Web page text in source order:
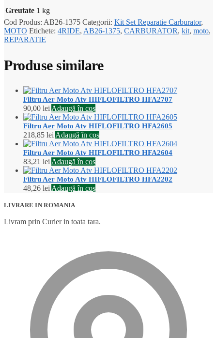
Greutate 1 kg
Cod Produs: AB26-1375 Categorii: Kit Set Reparatie Carburator,
MOTO Etichete: 4RIDE, AB26-1375, CARBURATOR, kit, moto,
REPARATIE
Produse similare
Filtru Aer Moto Atv HIFLOFILTRO HFA2707
90,00 lei Adaugă în coș
Filtru Aer Moto Atv HIFLOFILTRO HFA2605
218,85 lei Adaugă în coș
Filtru Aer Moto Atv HIFLOFILTRO HFA2604
83,21 lei Adaugă în coș
Filtru Aer Moto Atv HIFLOFILTRO HFA2202
48,26 lei Adaugă în coș
LIVRARE IN ROMANIA
Livram prin Curier in toata tara.